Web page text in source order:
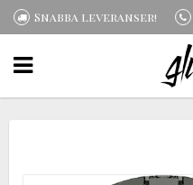
Snabba leveranser!